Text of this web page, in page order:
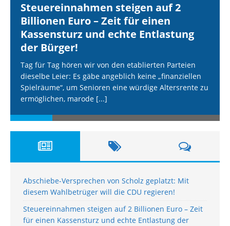
Steuereinnahmen steigen auf 2
Billionen Euro – Zeit für einen
Kassensturz und echte Entlastung
der Bürger!
Tag für Tag hören wir von den etablierten Parteien
dieselbe Leier: Es gäbe angeblich keine „finanziellen
Spielräume“, um Senioren eine würdige Altersrente zu
ermöglichen, marode [...]
Abschiebe-Versprechen von Scholz geplatzt: Mit
diesem Wahlbetrüger will die CDU regieren!
Steuereinnahmen steigen auf 2 Billionen Euro – Zeit
für einen Kassensturz und echte Entlastung der